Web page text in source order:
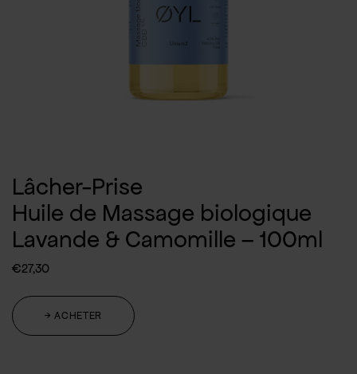
Lâcher-Prise
Huile de Massage biologique
Lavande & Camomille – 100ml
€27,30
→ ACHETER